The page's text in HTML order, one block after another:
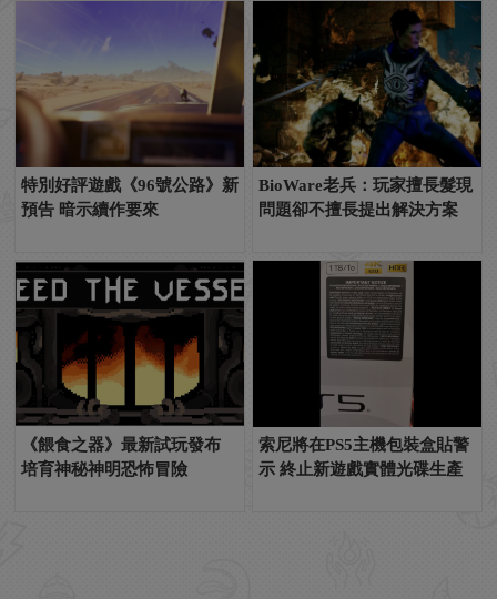
特別好評遊戲《96號公路》新
預告 暗示續作要來
BioWare老兵：玩家擅長髮現
問題卻不擅長提出解決方案
《餵食之器》最新試玩發布
培育神秘神明恐怖冒險
索尼將在PS5主機包裝盒貼警
示 終止新遊戲實體光碟生產